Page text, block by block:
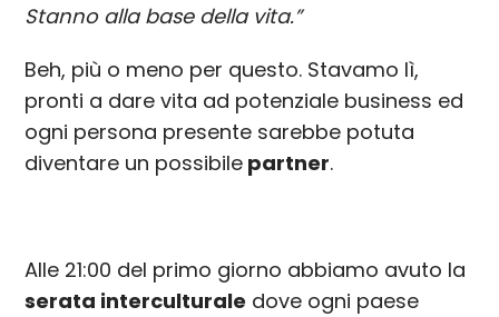
Stanno alla base della vita.”
Beh, più o meno per questo. Stavamo lì,
pronti a dare vita ad potenziale business ed
ogni persona presente sarebbe potuta
diventare un possibile partner.
Alle 21:00 del primo giorno abbiamo avuto la
serata interculturale dove ogni paese